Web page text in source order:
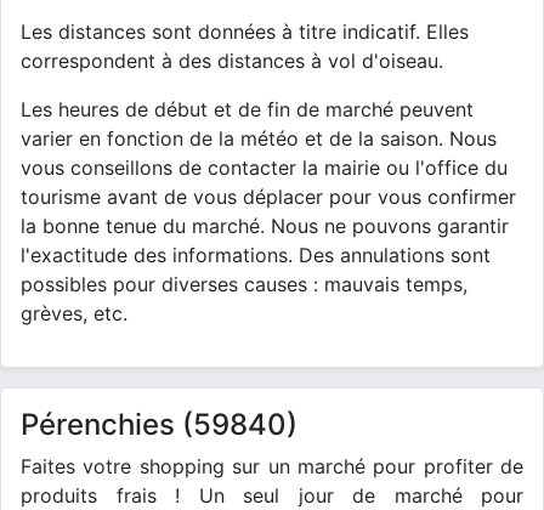
Les distances sont données à titre indicatif. Elles
correspondent à des distances à vol d'oiseau.
Les heures de début et de fin de marché peuvent
varier en fonction de la météo et de la saison. Nous
vous conseillons de contacter la mairie ou l'office du
tourisme avant de vous déplacer pour vous confirmer
la bonne tenue du marché. Nous ne pouvons garantir
l'exactitude des informations. Des annulations sont
possibles pour diverses causes : mauvais temps,
grèves, etc.
Pérenchies (59840)
Faites votre shopping sur un marché pour profiter de
produits frais ! Un seul jour de marché pour